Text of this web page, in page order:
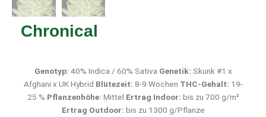
Chronical
Genotyp: 40% Indica / 60% Sativa Genetik: Skunk #1 x
Afghani x UK Hybrid Blütezeit: 8-9 Wochen THC-Gehalt: 19-
25 % Pflanzenhöhe: Mittel Ertrag Indoor: bis zu 700 g/m²
Ertrag Outdoor: bis zu 1300 g/Pflanze